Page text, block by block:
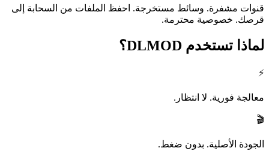
قنوات مشفرة. وسائط مستخرجة. احفظ الملفات من السحابة إلى
قرصك. خصوصية محترمة.
لماذا تستخدم DLMOD؟
⚡
معالجة فورية. لا انتظار.
🎬
الجودة الأصلية. بدون ضغط.